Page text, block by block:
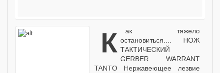
как тяжело остановиться.... НОЖ
ТАКТИЧЕСКИЙ
GERBER WARRANT
TANTO Нержавеющее лезвие